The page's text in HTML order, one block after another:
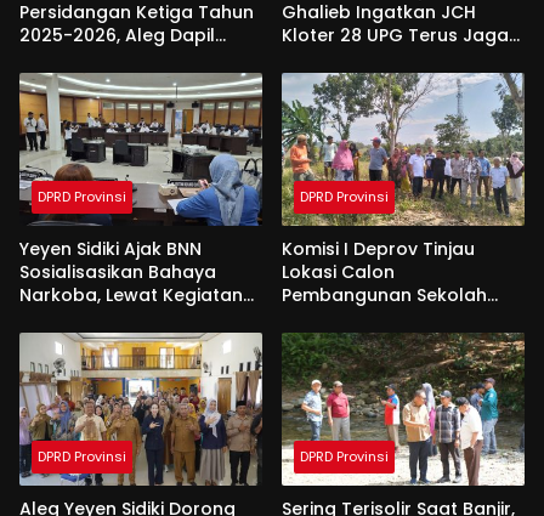
Persidangan Ketiga Tahun
2025-2026, Aleg Dapil
Apresiasi Dari Pemda
Ghalieb Ingatkan JCH
Kloter 28 UPG Terus Jaga
Tanah Suci
DPRD Provinsi
Yeyen Sidiki Ajak BNN
Sosialisasikan Bahaya
Narkoba, Lewat Kegiatan
DPRD Provinsi
Komisi I Deprov Tinjau
Lokasi Calon
Pembangunan Sekolah
DPRD Provinsi
Aleg Yeyen Sidiki Dorong
DPRD Provinsi
Sering Terisolir Saat Banjir,